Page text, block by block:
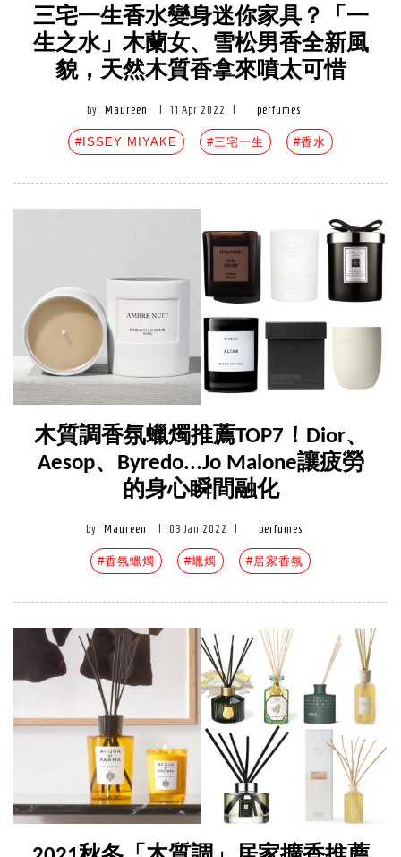
三宅一生香水變身迷你家具？「一
生之水」木蘭女、雪松男香全新風
貌，天然木質香拿來噴太可惜
by Maureen 11 Apr 2022 perfumes
#ISSEY MIYAKE #三宅一生 #香水
木質調香氛蠟燭推薦TOP7！Dior、
Aesop、Byredo...Jo Malone讓疲勞
的身心瞬間融化
by Maureen 03 Jan 2022 perfumes
#香氛蠟燭 #蠟燭 #居家香氛